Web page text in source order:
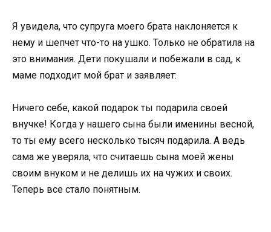
Я увидела, что супруга моего брата наклоняется к
нему и шепчет что-то на ушко. Только не обратила на
это внимания. Дети покушали и побежали в сад, к
маме подходит мой брат и заявляет:
Ничего себе, какой подарок ты подарила своей
внучке! Когда у нашего сына были именины весной,
то ты ему всего несколько тысяч подарила. А ведь
сама же уверяла, что считаешь сына моей жены
своим внуком и не делишь их на чужих и своих.
Теперь все стало понятным.